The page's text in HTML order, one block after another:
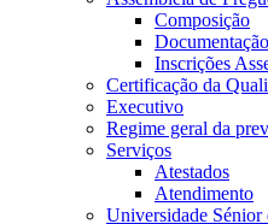
Composição
Documentação
Inscrições
Certificação da
Executivo
Regime geral da
Serviços
Atestados
Atendimento
Universidade Sénior